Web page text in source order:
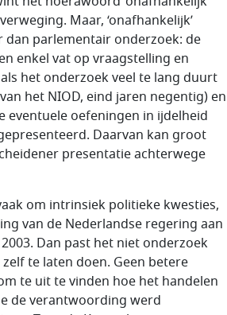
Maar, ‘onafhankelijk’
parlementair onderzoek: de
enkel vat op vraagstelling en
het onderzoek veel te lang duurt
het NIOD, eind jaren negentig) en
eventuele oefeningen in ijdelheid
Daarvan kan groot
presentatie achterwege
om intrinsiek politieke kwesties,
van de Nederlandse regering aan
Dan past het niet onderzoek
te laten doen. Geen betere
te uit te vinden hoe het handelen
de verantwoording werd